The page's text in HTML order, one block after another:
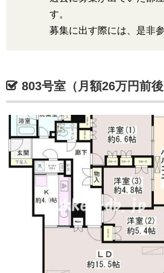
す。
募集に出す際には、是非
803号室（月額26万円前後